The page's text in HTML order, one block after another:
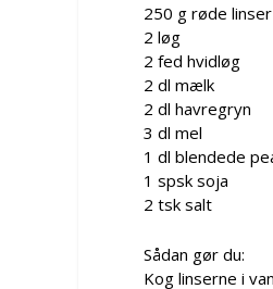
250 g røde linser
2 løg
2 fed hvidløg
2 dl mælk
2 dl havregryn
3 dl mel
1 dl blendede
1 spsk soja
2 tsk salt
Sådan gør du:
Kog linserne i